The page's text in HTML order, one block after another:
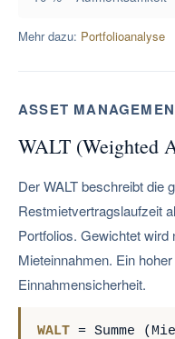
Mehr dazu: Portfolioanalyse
ASSET
WALT (Weighted
Der WALT beschreibt die
Restmietvertragslaufzeit
Portfolios. Gewichtet
Mieteinnahmen. Ein
Einnahmensicherheit.
WALT = Summe